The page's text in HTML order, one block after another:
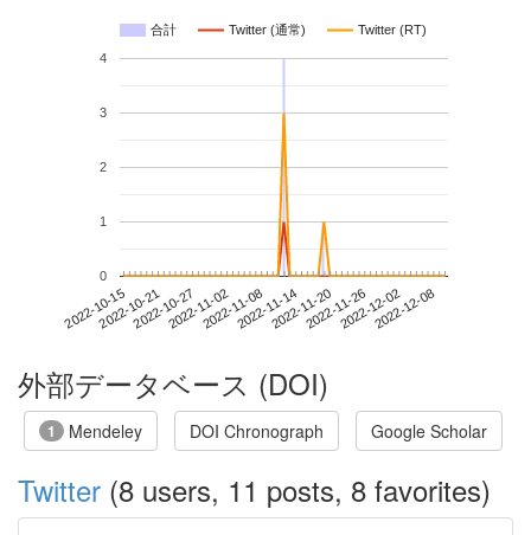
合計 Twitter (通常) Twitter (RT)
2022-10-152022-10-212022-10-272022-11-022022-11-082022-11-142022-11-202022-11-262022-12-022022-12-08
0
1
2
3
4
外部データベース (DOI)
1 Mendeley DOI Chronograph Google Scholar
Twitter (8 users, 11 posts, 8 favorites)